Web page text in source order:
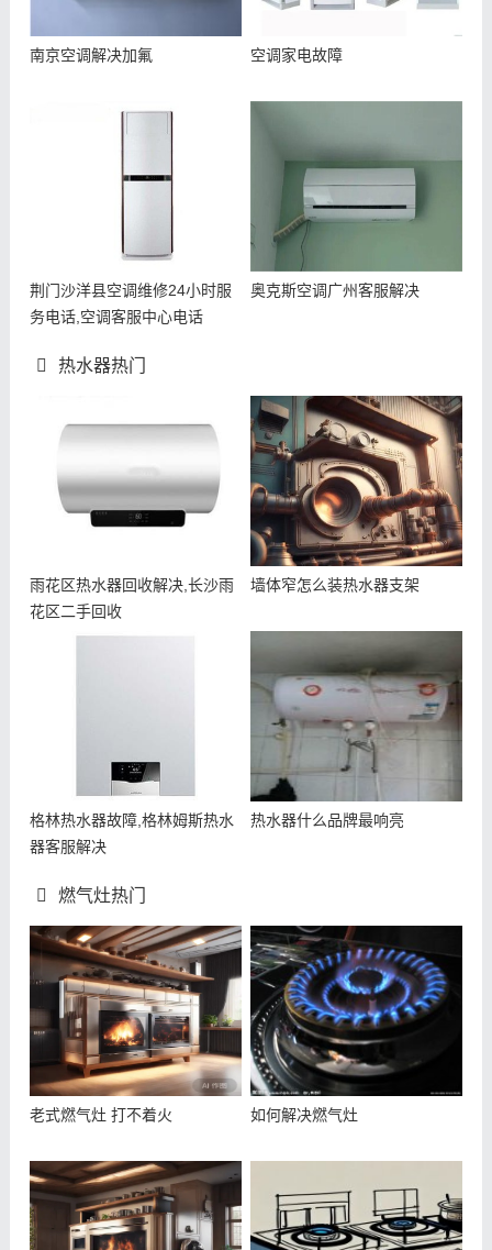
南京空调解决加氟 空调家电故障
荆门沙洋县空调维修24小时服
务电话,空调客服中心电话
奥克斯空调广州客服解决
热水器热门
雨花区热水器回收解决,长沙雨
花区二手回收
墙体窄怎么装热水器支架
格林热水器故障,格林姆斯热水
器客服解决
热水器什么品牌最响亮
燃气灶热门
老式燃气灶 打不着火 如何解决燃气灶